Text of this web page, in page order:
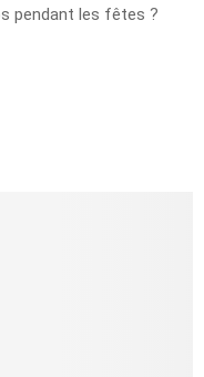
pendant les fêtes ?